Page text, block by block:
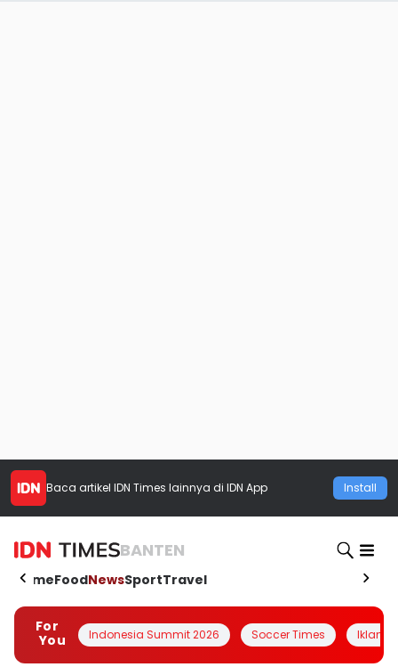
Baca artikel IDN Times lainnya di IDN App Install
BANTEN
HomeFoodNewsSportTravel
For
You
Indonesia Summit 2026 Soccer Times Iklanin